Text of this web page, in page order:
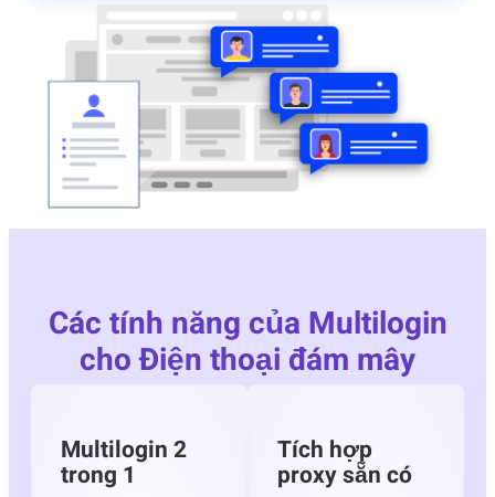
Các tính năng của Multilogin
cho Điện thoại đám mây
Multilogin 2
trong 1
Tích hợp
proxy sẵn có